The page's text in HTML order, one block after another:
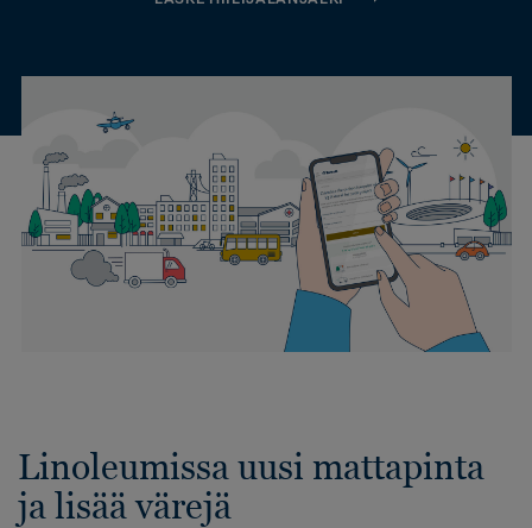
Linoleumissa uusi mattapinta
ja lisää värejä